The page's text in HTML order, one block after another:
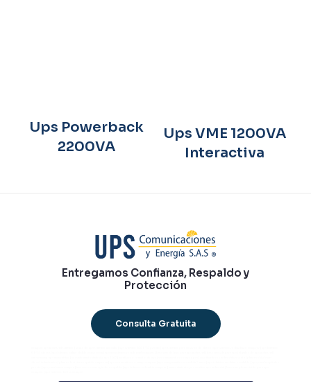
Ups Powerback
2200VA
Ups VME 1200VA
Interactiva
Entregamos Confianza, Respaldo y
Protección
Consulta Gratuita